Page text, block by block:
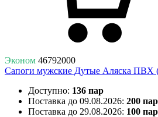
Эконом 46792000
Сапоги мужские Дутые Аляска ПВХ
Доступно: 136 пар
Поставка до 09.08.2026: 200 пар
Поставка до 29.08.2026: 100 пар